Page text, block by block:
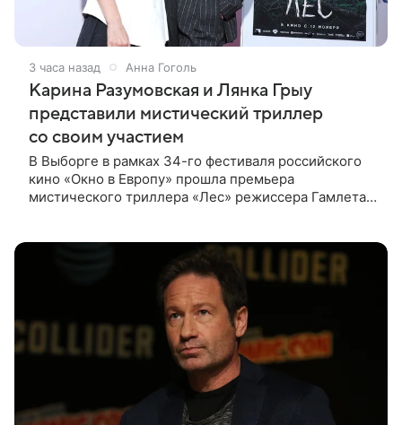
3 часа назад Анна Гоголь
Карина Разумовская и Лянка Грыу
представили мистический триллер
со своим участием
В Выборге в рамках 34-го фестиваля российского
кино «Окно в Европу» прошла премьера
мистического триллера «Лес» режиссера Гамлета